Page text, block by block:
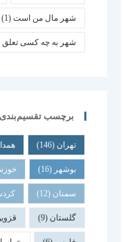
شهر مال من است(1)
شهر به چه کسی تعلق
برچسب
تهران (146)
بوشهر (16)
سمنان (12)
گلستان (9)